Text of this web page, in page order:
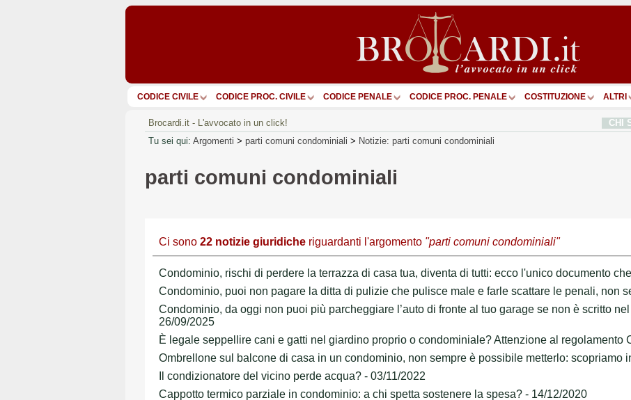
CODICE CIVILE CODICE PROC. CIVILE CODICE PENALE CODICE PROC. PENALE COSTITUZIONE ALTRI
Brocardi.it - L'avvocato in un click! CHI
Tu sei qui: Argomenti > parti comuni condominiali > Notizie: parti comuni condominiali
parti comuni condominiali
Ci sono 22 notizie giuridiche riguardanti l'argomento "parti comuni condominiali"
Condominio, rischi di perdere la terrazza di casa tua, diventa di tutti: ecco l'unico documento
Condominio, puoi non pagare la ditta di pulizie che pulisce male e farle scattare le penali, non
Condominio, da oggi non puoi più parcheggiare l’auto di fronte al tuo garage se non è scritto
26/09/2025
È legale seppellire cani e gatti nel giardino proprio o condominiale? Attenzione al regolamento
Ombrellone sul balcone di casa in un condominio, non sempre è possibile metterlo: scopriamo
Il condizionatore del vicino perde acqua? - 03/11/2022
Cappotto termico parziale in condominio: a chi spetta sostenere la spesa? - 14/12/2020